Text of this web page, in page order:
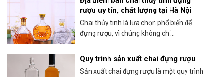
rượu uy tín, chất lượng tại Hà Nội
Chai thủy tinh là lựa chọn phổ biến để
đựng rượu, vì chúng không chỉ...
Quy trình sản xuất chai đựng rượu
Sản xuất chai đựng rượu là một quy trình